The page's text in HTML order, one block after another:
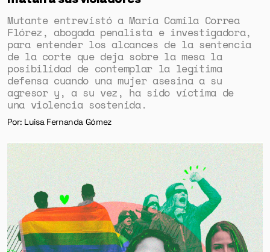
Mutante entrevistó a Maria Camila Correa
Flórez, abogada penalista e investigadora,
para entender los alcances de la sentencia
de la corte que deja sobre la mesa la
posibilidad de contemplar la legítima
defensa cuando una mujer asesina a su
agresor y, a su vez, ha sido víctima de
una violencia sostenida.
Por: Luisa Fernanda Gómez